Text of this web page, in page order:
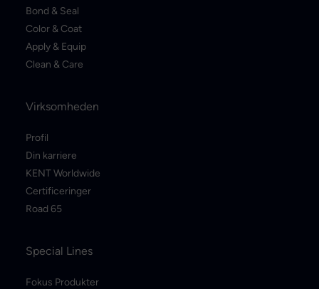
Bond & Seal
Color & Coat
Apply & Equip
Clean & Care
Virksomheden
Profil
Din karriere
KENT Worldwide
Certificeringer
Road 65
Special Lines
Fokus Produkter